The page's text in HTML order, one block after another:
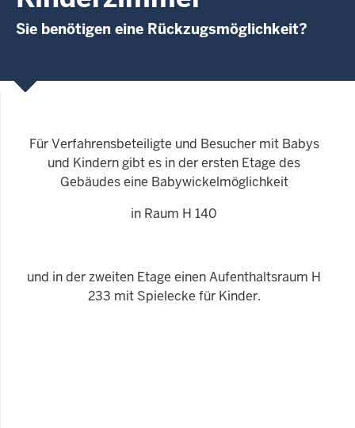
Sie benötigen eine Rückzugsmöglichkeit?
Für Verfahrensbeteiligte und Besucher mit Babys
und Kindern gibt es in der ersten Etage des
Gebäudes eine Babywickelmöglichkeit
in Raum H 140
und in der zweiten Etage einen Aufenthaltsraum H
233 mit Spielecke für Kinder.